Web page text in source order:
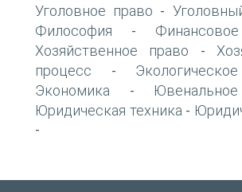
Уголовное право -
Философия -
Хозяйственное право -
процесс -
Экономика -
Юридическая техника -
-